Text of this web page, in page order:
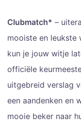
Clubmatch* –
mooiste en leukste
kun je jouw witje
officiële
uitgebreid verslag
een aandenken en
mooie beker naar